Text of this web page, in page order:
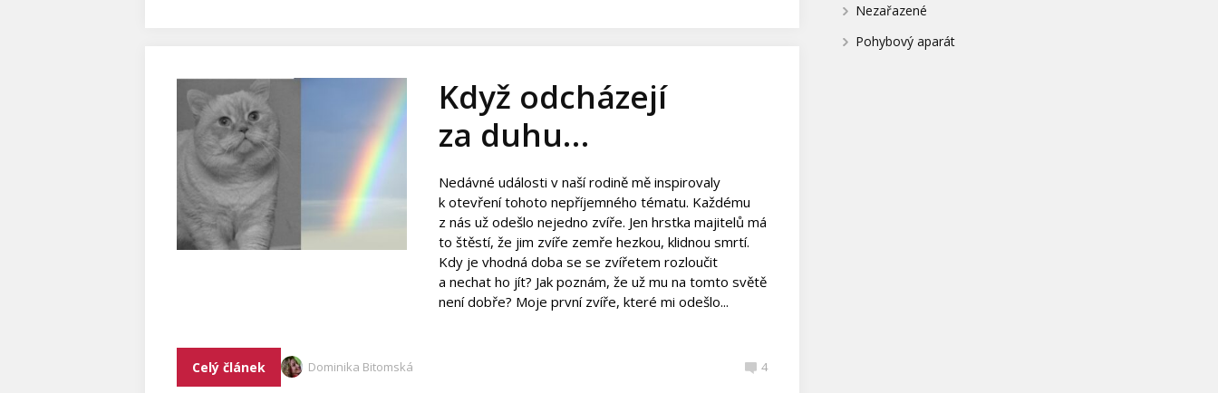
Když odcházejí
za duhu…
Nedávné události v naší rodině mě inspirovaly
k otevření tohoto nepříjemného tématu. Každému
z nás už odešlo nejedno zvíře. Jen hrstka majitelů má
to štěstí, že jim zvíře zemře hezkou, klidnou smrtí.
Kdy je vhodná doba se se zvířetem rozloučit
a nechat ho jít? Jak poznám, že už mu na tomto světě
není dobře? Moje první zvíře, které mi odešlo...
Celý článek Dominika Bitomská 4
Nezařazené
Pohybový aparát